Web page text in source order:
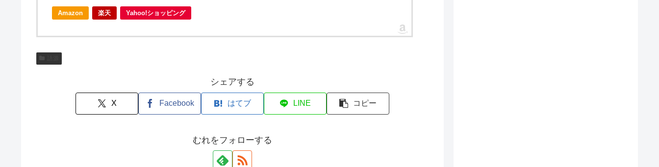
Amazon 楽天 Yahoo!ショッピング
シェアする
X Facebook はてブ LINE コピー
むれをフォローする